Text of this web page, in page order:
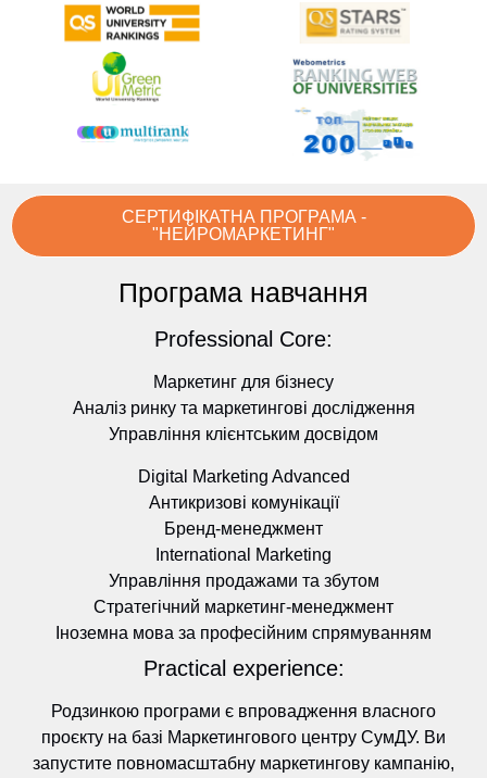
СЕРТИФІКАТНА ПРОГРАМА -
"НЕЙРОМАРКЕТИНГ"
Програма навчання
Professional Core:
Маркетинг для бізнесу
Аналіз ринку та маркетингові дослідження
Управління клієнтським досвідом
Digital Marketing Advanced
Антикризові комунікації
Бренд-менеджмент
International Marketing
Управління продажами та збутом
Стратегічний маркетинг-менеджмент
Іноземна мова за професійним спрямуванням
Practical experience:
Родзинкою програми є впровадження власного
проєкту на базі Маркетингового центру СумДУ. Ви
запустите повномасштабну маркетингову кампанію,